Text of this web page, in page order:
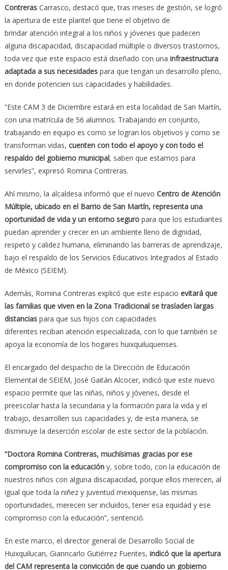
ContrerasCarrasco, destacó que, tras meses de gestión, se logró
la apertura de este plantel que tiene el objetivo de
brindar atención integral a los niños y jóvenes que padecen
alguna discapacidad, discapacidad múltiple o diversos trastornos,
toda vez que este espacio está diseñado con una infraestructura
adaptada a sus necesidadespara que tengan un desarrollo pleno,
en donde potencien sus capacidades y habilidades.
“Este CAM 3 de Diciembre estará en esta localidad de San Martín,
con una matrícula de 56 alumnos. Trabajando en conjunto,
trabajando en equipo es como se logran los objetivos y como se
transforman vidas, cuenten con todo el apoyo y con todo el
respaldo del gobierno municipal, saben que estamos para
servirles”, expresó Romina Contreras.
Ahí mismo, la alcaldesa informó que el nuevo Centro de Atención
Múltiple, ubicado en el Barrio de San Martín, representa una
oportunidad de vida y un entorno seguropara que los estudiantes
puedan aprender y crecer en un ambiente lleno de dignidad,
respeto y calidez humana, eliminando las barreras de aprendizaje,
bajo el respaldo de los Servicios Educativos Integrados al Estado
de México (SEIEM).
Además, Romina Contreras explicó que este espacio evitará que
las familias que viven en la Zona Tradicional se trasladen largas
distanciaspara que sus hijos con capacidades
diferentes reciban atención especializada, con lo que también se
apoya la economía de los hogares huixquiluquenses.
El encargado del despacho de la Dirección de Educación
Elemental de SEIEM, José Gaitán Alcocer, indicó que este nuevo
espacio permite que las niñas, niños y jóvenes, desde el
preescolar hasta la secundaria y la formación para la vida y el
trabajo, desarrollen sus capacidades y, de esta manera, se
disminuye la deserción escolar de este sector de la población.
“Doctora Romina Contreras, muchísimas gracias por ese
compromiso con la educacióny, sobre todo, con la educación de
nuestros niños con alguna discapacidad, porque ellos merecen, al
igual que toda la niñez y juventud mexiquense, las mismas
oportunidades, merecen ser incluidos, tener esa equidad y ese
compromiso con la educación”, sentenció.
En este marco, el director general de Desarrollo Social de
Huixquilucan, Gianncarlo Gutiérrez Fuentes, indicó que la apertura
del CAM representa la convicción de que cuando un gobierno